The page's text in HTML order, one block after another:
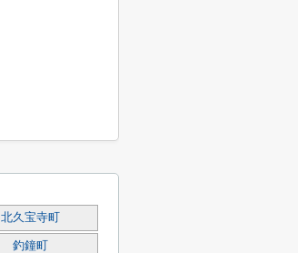
北久宝寺町
釣鐘町